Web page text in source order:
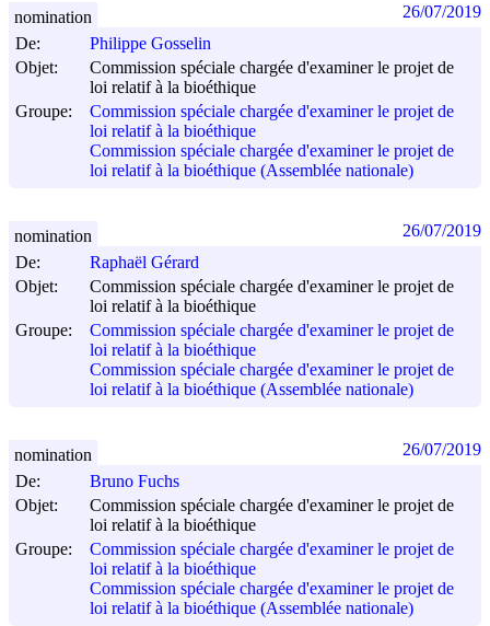
De:
Philippe Gosselin
Objet:
Commission spéciale chargée d'examiner le projet de
loi relatif à la bioéthique
Groupe:
Commission spéciale chargée d'examiner le projet de
loi relatif à la bioéthique
Commission spéciale chargée d'examiner le projet de
loi relatif à la bioéthique (Assemblée nationale)
nomination 26/07/2019
De:
Raphaël Gérard
Objet:
Commission spéciale chargée d'examiner le projet de
loi relatif à la bioéthique
Groupe:
Commission spéciale chargée d'examiner le projet de
loi relatif à la bioéthique
Commission spéciale chargée d'examiner le projet de
loi relatif à la bioéthique (Assemblée nationale)
nomination 26/07/2019
De:
Bruno Fuchs
Objet:
Commission spéciale chargée d'examiner le projet de
loi relatif à la bioéthique
Groupe:
Commission spéciale chargée d'examiner le projet de
loi relatif à la bioéthique
Commission spéciale chargée d'examiner le projet de
loi relatif à la bioéthique (Assemblée nationale)
nomination 26/07/2019